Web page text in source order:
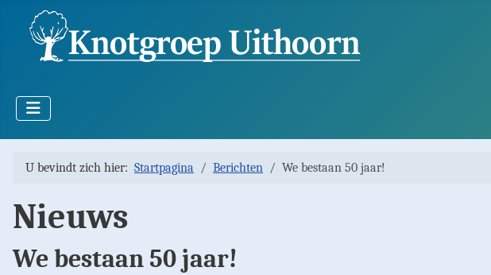
U bevindt zich hier: Startpagina Berichten We bestaan 50 jaar!
Nieuws
We bestaan 50 jaar!